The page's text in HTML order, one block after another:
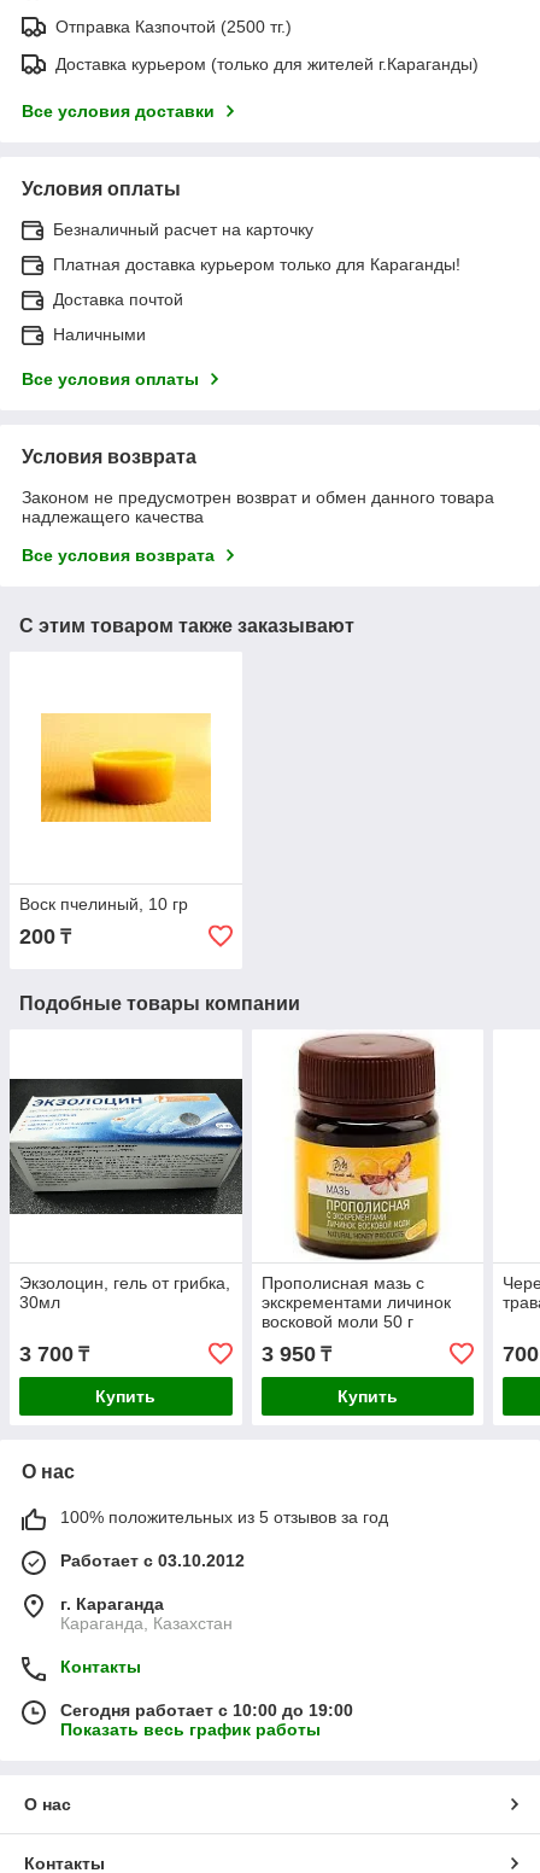
Отправка Казпочтой (2500 тг.)
Доставка курьером (только для жителей г.Караганды)
Все условия доставки
Условия оплаты
Безналичный расчет на карточку
Платная доставка курьером только для Караганды!
Доставка почтой
Наличными
Все условия оплаты
Условия возврата
Законом не предусмотрен возврат и обмен данного товара
надлежащего качества
Все условия возврата
С этим товаром также заказывают
Воск пчелиный, 10 гр
200 ₸
Подобные товары компании
Экзолоцин, гель от грибка,
30мл
3 700 ₸
Купить
Прополисная мазь с
экскрементами личинок
восковой моли 50 г
3 950₸
Купить
700
О нас
100% положительных из 5 отзывов за год
Работает с 03.10.2012
г. Караганда
Караганда, Казахстан
Контакты
Сегодня работает с 10:00 до 19:00
Показать весь график работы
О нас
Контакты